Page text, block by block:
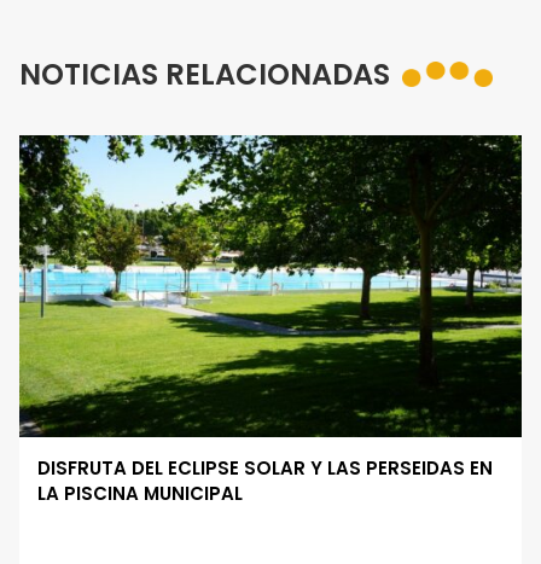
NOTICIAS RELACIONADAS
DISFRUTA DEL ECLIPSE SOLAR Y LAS PERSEIDAS EN
LA PISCINA MUNICIPAL